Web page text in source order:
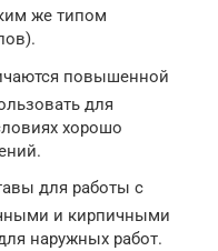
же типом
повышенной
для
хорошо
для работы с
и кирпичными
наружных работ.